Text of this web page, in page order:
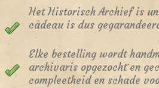
Het Historisch Archief is
cadeau is dus
Elke bestelling wordt
archivaris opgezocht en
compleetheid en schade